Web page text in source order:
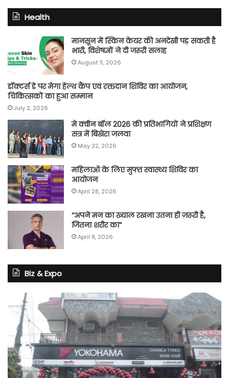
Health
मानसून में स्किन केयर की अनदेखी पड़ सकती है
भारी, विशेषज्ञों ने दी जरूरी सलाह
August 5, 2026
डॉक्टर्स डे पर मेगा हेल्थ कैंप एवं रक्तदान शिविर का आयोजन,
चिकित्सकों का हुआ सम्मान
July 2, 2026
मे क्वीन बॉल 2026 की प्रतिभागियों ने प्रशिक्षण
सत्र में बिखेरा जलवा
May 22, 2026
महिलाओं के लिए मुफ्त स्वास्थ्य शिविर का
आयोजन
April 28, 2026
“अपने मन का ख्याल रखना उतना ही ज़रूरी है,
जितना शरीर का”
April 8, 2026
Biz & Expo